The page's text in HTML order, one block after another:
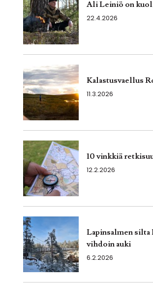
Ali Leiniö on
22.4.2026
Kalastusvaellus
11.3.2026
10 vinkkiä
12.2.2026
Lapinsalmen
vihdoin auki
6.2.2026